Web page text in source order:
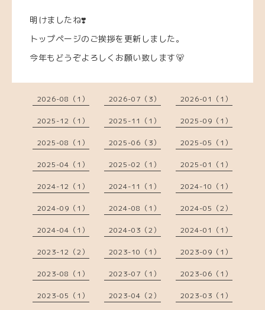
明けましたね❣️
トップページのご挨拶を更新しました。
今年もどうぞよろしくお願い致します🐻
2026-08（1） 2026-07（3） 2026-01（1）
2025-12（1） 2025-11（1） 2025-09（1）
2025-08（1） 2025-06（3） 2025-05（1）
2025-04（1） 2025-02（1） 2025-01（1）
2024-12（1） 2024-11（1） 2024-10（1）
2024-09（1） 2024-08（1） 2024-05（2）
2024-04（1） 2024-03（2） 2024-01（1）
2023-12（2） 2023-10（1） 2023-09（1）
2023-08（1） 2023-07（1） 2023-06（1）
2023-05（1） 2023-04（2） 2023-03（1）